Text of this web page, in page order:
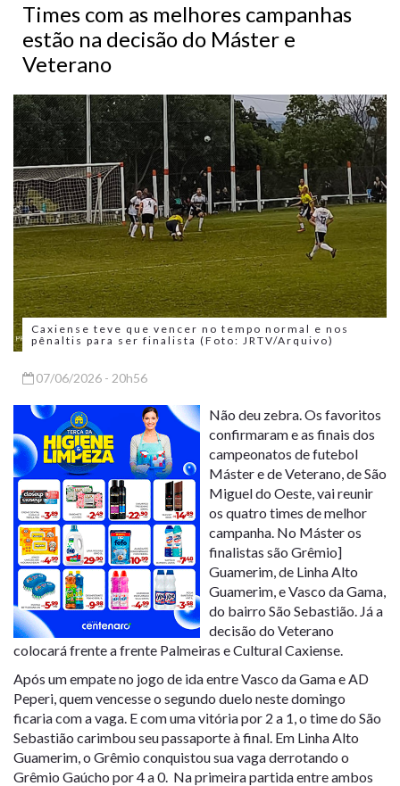
Times com as melhores campanhas
estão na decisão do Máster e
Veterano
Caxiense teve que vencer no tempo normal e nos
pênaltis para ser finalista (Foto: JRTV/Arquivo)
07/06/2026 - 20h56
Não deu zebra. Os favoritos
confirmaram e as finais dos
campeonatos de futebol
Máster e de Veterano, de São
Miguel do Oeste, vai reunir
os quatro times de melhor
campanha. No Máster os
finalistas são Grêmio]
Guamerim, de Linha Alto
Guamerim, e Vasco da Gama,
do bairro São Sebastião. Já a
decisão do Veterano
colocará frente a frente Palmeiras e Cultural Caxiense.
Após um empate no jogo de ida entre Vasco da Gama e AD
Peperi, quem vencesse o segundo duelo neste domingo
ficaria com a vaga. E com uma vitória por 2 a 1, o time do São
Sebastião carimbou seu passaporte à final. Em Linha Alto
Guamerim, o Grêmio conquistou sua vaga derrotando o
Grêmio Gaúcho por 4 a 0. Na primeira partida entre ambos